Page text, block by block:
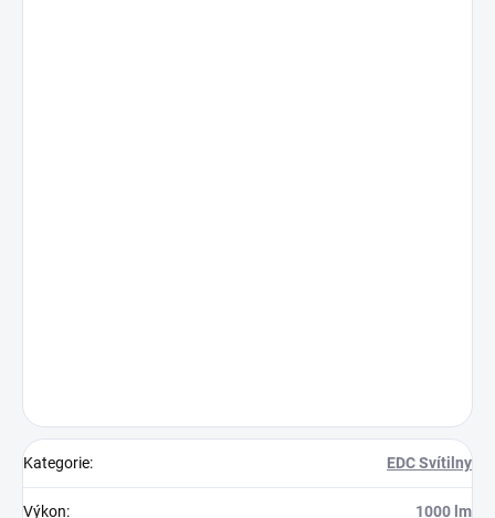
Kategorie: EDC Svítilny
Výkon: 1000 lm